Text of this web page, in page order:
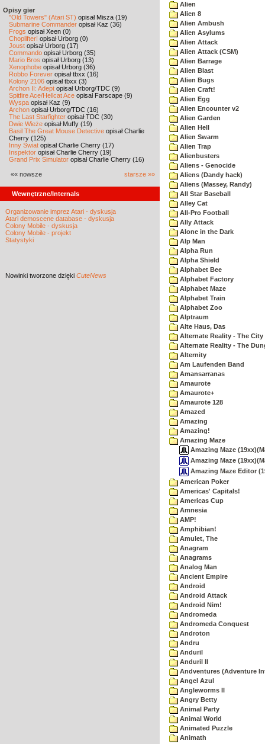
Opisy gier
"Old Towers" (Atari ST) opisał Misza (19)
Submarine Commander opisał Kaz (36)
Frogs opisał Xeen (0)
Choplifter! opisał Urborg (0)
Joust opisał Urborg (17)
Commando opisał Urborg (35)
Mario Bros opisał Urborg (13)
Xenophobe opisał Urborg (36)
Robbo Forever opisał tbxx (16)
Kolony 2106 opisał tbxx (3)
Archon II: Adept opisał Urborg/TDC (9)
Spitfire Ace/Hellcat Ace opisał Farscape (9)
Wyspa opisał Kaz (9)
Archon opisał Urborg/TDC (16)
The Last Starfighter opisał TDC (30)
Dwie Wieże opisał Muffy (19)
Basil The Great Mouse Detective opisał Charlie
Cherry (125)
Inny Świat opisał Charlie Cherry (17)
Inspektor opisał Charlie Cherry (19)
Grand Prix Simulator opisał Charlie Cherry (16)
«« nowsze starsze »»
Wewnętrzne/Internals
Organizowanie imprez Atari - dyskusja
Atari demoscene database - dyskusja
Colony Mobile - dyskusja
Colony Mobile - projekt
Statystyki
Nowinki tworzone dzięki CuteNews
Alien
Alien 8
Alien Ambush
Alien Asylums
Alien Attack
Alien Attack (CSM)
Alien Barrage
Alien Blast
Alien Bugs
Alien Craft!
Alien Egg
Alien Encounter v2
Alien Garden
Alien Hell
Alien Swarm
Alien Trap
Alienbusters
Aliens - Genocide
Aliens (Dandy hack)
Aliens (Massey, Randy)
All Star Baseball
Alley Cat
All-Pro Football
Ally Attack
Alone in the Dark
Alp Man
Alpha Run
Alpha Shield
Alphabet Bee
Alphabet Factory
Alphabet Maze
Alphabet Train
Alphabet Zoo
Alptraum
Alte Haus, Das
Alternate Reality - The City
Alternate Reality - The
Alternity
Am Laufenden Band
Amansarranas
Amaurote
Amaurote+
Amaurote 128
Amazed
Amazing
Amazing!
Amazing Maze
Amazing Maze
Amazing Maze
Amazing Maze Editor
American Poker
Americas' Capitals!
Americas Cup
Amnesia
AMP!
Amphibian!
Amulet, The
Anagram
Anagrams
Analog Man
Ancient Empire
Android
Android Attack
Android Nim!
Andromeda
Andromeda Conquest
Androton
Andru
Anduril
Anduril II
Andventures (Adventure
Angel Azul
Angleworms II
Angry Betty
Animal Party
Animal World
Animated Puzzle
Animath